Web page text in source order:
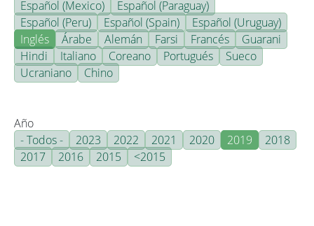
Español (Mexico)
Español (Paraguay)
Español (Peru)
Español (Spain)
Español (Uruguay)
Inglés
Árabe Alemán Farsi Francés
Guarani
Hindi
Italiano Coreano Portugués
Sueco
Ucraniano
Chino
Año
- Todos -
2023 2022 2021 2020 2019
2018
2017
2016 2015 <2015